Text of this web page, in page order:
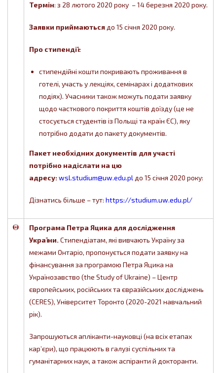
Термін: з 28 лютого 2020 року – 14 березня 2020 року.
Заявки приймаються до 15 січня 2020 року.
Про стипендії:
стипендійні кошти покривають проживання в
готелі, участь у лекціях, семінарах і додаткових
подіях). Учасники також можуть подати заявку
щодо часткового покриття коштів доїзду (це не
стосується студентів із Польщі та країн ЄС), яку
потрібно додати до пакету документів.
Пакет необхідних документів для участі
потрібно надіслати на цю
адресу: wsl.studium@uw.edu.pl до 15 січня 2020 року:
Дізнатись більше – тут: https://studium.uw.edu.pl/
Програма Петра Яцика для дослідження
України. Стипендіатам, які вивчають Україну за
межами Онтаріо, пропонується подати заявку на
фінансування за програмою Петра Яцика на
Українозавство (the Study of Ukraine) – Центр
європейських, російських та євразійських досліджень
(CERES), Університет Торонто (2020-2021 навчальний
рік).
Запрошуються апліканти-науковці (на всіх етапах
кар’єри), що працюють в галузі суспільних та
гуманітарних наук, а також аспіранти й докторанти.